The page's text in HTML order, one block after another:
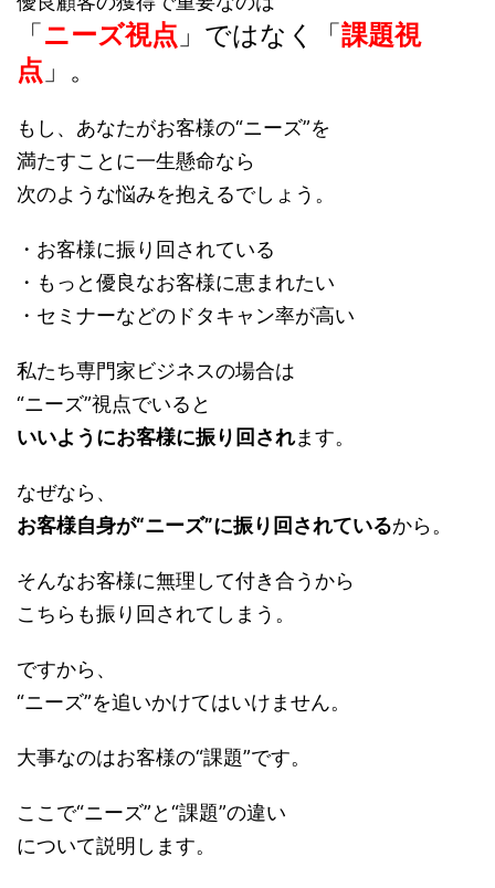
「ニーズ視点 」ではなく「課題視
点 」。
もし、あなたがお客様の“ニーズ”を
満たすことに一生懸命なら
次のような悩みを抱えるでしょう。
・お客様に振り回されている
・もっと優良なお客様に恵まれたい
・セミナーなどのドタキャン率が高い
私たち専門家ビジネスの場合は
“ニーズ”視点でいると
いいようにお客様に振り回されます。
なぜなら、
お客様自身が“ニーズ”に振り回されているから。
そんなお客様に無理して付き合うから
こちらも振り回されてしまう。
ですから、
“ニーズ”を追いかけてはいけません。
大事なのはお客様の“課題”です。
ここで“ニーズ”と“課題”の違い
について説明します。